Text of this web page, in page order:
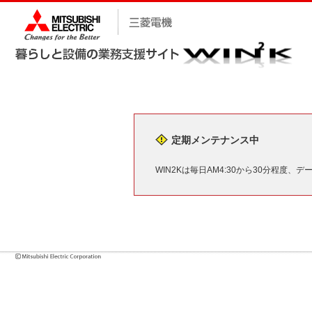
定期メンテナンス中
WIN2Kは毎日AM4:30から30分程度、デ